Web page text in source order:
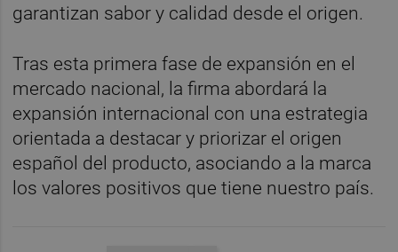
garantizan sabor y calidad desde el origen.
Tras esta primera fase de expansión en el
mercado nacional, la firma abordará la
expansión internacional con una estrategia
orientada a destacar y priorizar el origen
español del producto, asociando a la marca
los valores positivos que tiene nuestro país.